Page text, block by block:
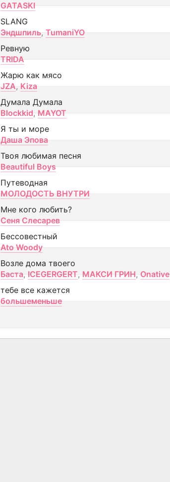
GATASKI
SLANG
Эндшпиль, TumaniYO
Ревную
TRIDA
Жарю как мясо
JZA, Kiza
Думала Думала
Blockkid, MAYOT
Я ты и море
Даша Эпова
Твоя любимая песня
Beautiful Boys
Путеводная
МОЛОДОСТЬ ВНУТРИ
Мне кого любить?
Сеня Слесарев
Бессовестный
Ato Woody
Возле дома твоего
Баста, ICEGERGERT, МАКСИ ГРИН, Onative
тебе все кажется
большеменьше